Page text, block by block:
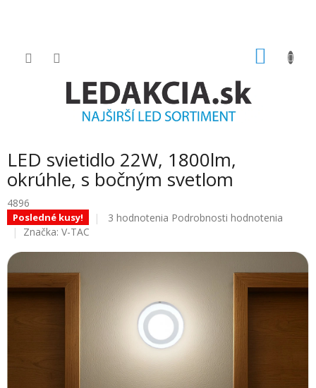
LED svietidlo 22W, 1800lm,
okrúhle, s bočným svetlom
4896
Posledné kusy!
Priemerné
hviezdičiek.
3 hodnotenia Podrobnosti hodnotenia
Značka: V-TAC